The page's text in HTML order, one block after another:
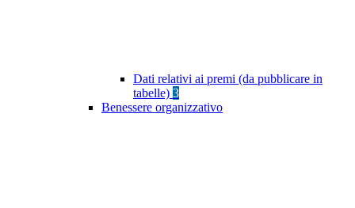
Dati relativi ai premi (da pubblicare in
tabelle) 3
Benessere organizzativo